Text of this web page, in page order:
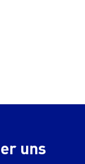
uns